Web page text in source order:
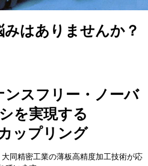
はありませんか？
ンスフリー・ノーバ
を実現する
ップリング
同精密工業の薄板高精度加工技術が応